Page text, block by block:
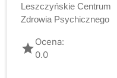
Leszczyńskie Centrum
Zdrowia Psychicznego
gradeOcena:
0.0